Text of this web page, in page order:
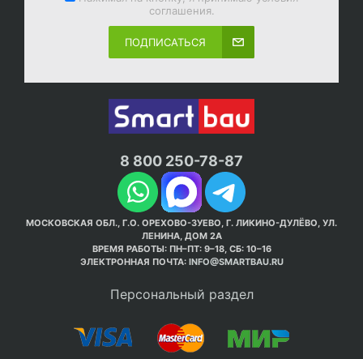
соглашения.
ПОДПИСАТЬСЯ
8 800 250-78-87
МОСКОВСКАЯ ОБЛ., Г.О. ОРЕХОВО-ЗУЕВО, Г. ЛИКИНО-ДУЛЁВО, УЛ.
ЛЕНИНА, ДОМ 2А
ВРЕМЯ РАБОТЫ: ПН–ПТ: 9–18, СБ: 10–16
ЭЛЕКТРОННАЯ ПОЧТА: INFO@SMARTBAU.RU
Персональный раздел